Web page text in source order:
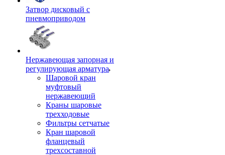
Затвор дисковый с
пневмоприводом
Нержавеющая запорная и
регулирующая арматура
Шаровой кран
муфтовый
нержавеющий
Краны шаровые
трехходовые
Фильтры сетчатые
Кран шаровой
фланцевый
трехсоставной